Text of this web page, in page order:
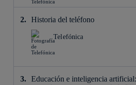
Historia del teléfono
Telefónica
Educación e inteligencia